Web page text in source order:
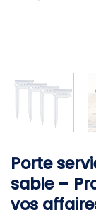
Porte
sable –
vos